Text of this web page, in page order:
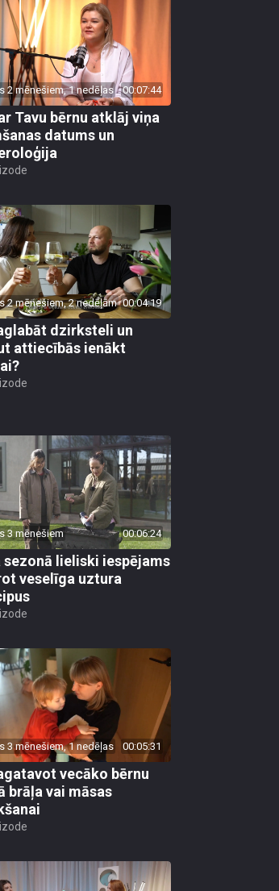
2 mēnešiem, 1 nedēļas 00:07:44
Tavu bērnu atklāj viņa
datums un
2 mēnešiem, 2 nedēļām 00:04:19
dzirksteli un
attiecībās ienākt
3 mēnešiem 00:06:24
sezonā lieliski iespējams
veselīga uztura
3 mēnešiem, 1 nedēļas 00:05:31
vecāko bērnu
brāļa vai māsas